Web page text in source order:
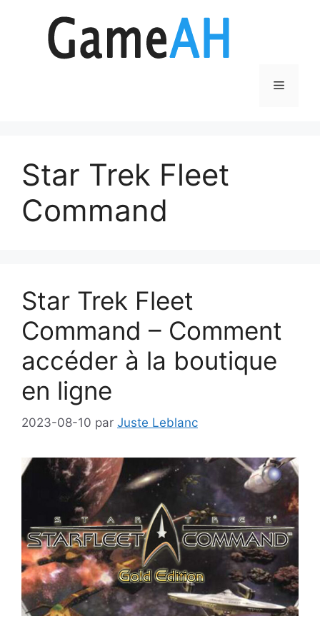
Menu
Star Trek Fleet
Command
Star Trek Fleet
Command – Comment
accéder à la boutique
en ligne
2023-08-10 par Juste Leblanc